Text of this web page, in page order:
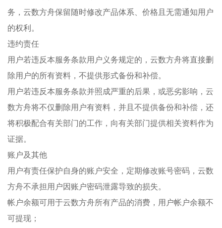
务，云数方舟保留随时修改产品体系、价格且无需通知用户
的权利。
违约责任
用户若违反本服务条款用户义务规定的，云数方舟将直接删
除用户的所有资料，不提供形式备份和补偿。
用户若违反本服务条款并照成严重的后果，或恶劣影响，云
数方舟将不仅删除用户有资料，并且不提供备份和补偿，还
将积极配合有关部门的工作，向有关部门提供相关资料作为
证据。
账户及其他
用户有责任保护自身的账户安全，定期修改账号密码，云数
方舟不承担用户因账户密码泄露导致的损失。
帐户余额可用于云数方舟所有产品的消费，用户帐户余额不
可提现；